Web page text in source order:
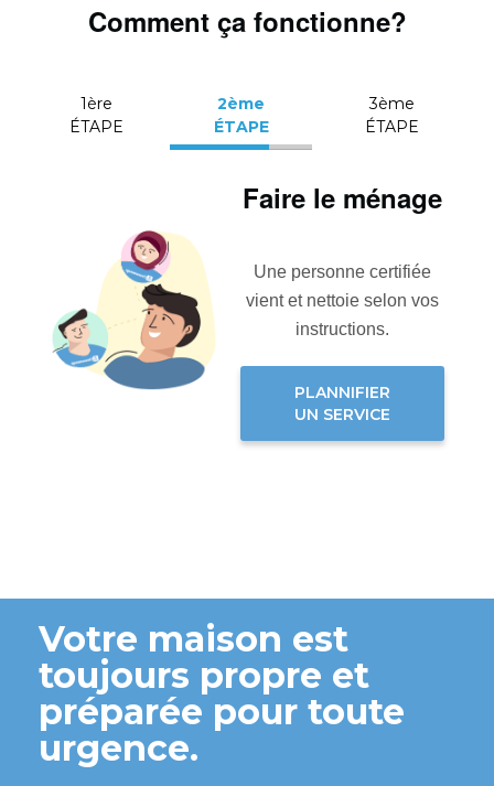
Comment ça fonctionne?
1ère
ÉTAPE
2ème
ÉTAPE
3ème
ÉTAPE
Faire le ménage
Une personne certifiée
vient et nettoie selon vos
instructions.
PLANNIFIER
UN SERVICE
Votre maison est
toujours propre et
préparée pour toute
urgence.